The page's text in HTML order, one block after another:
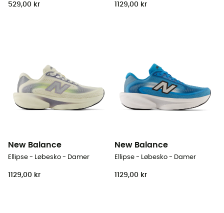
529,00 kr 1129,00 kr
New Balance
Ellipse - Løbesko - Damer
1129,00 kr
New Balance
Ellipse - Løbesko - Damer
1129,00 kr